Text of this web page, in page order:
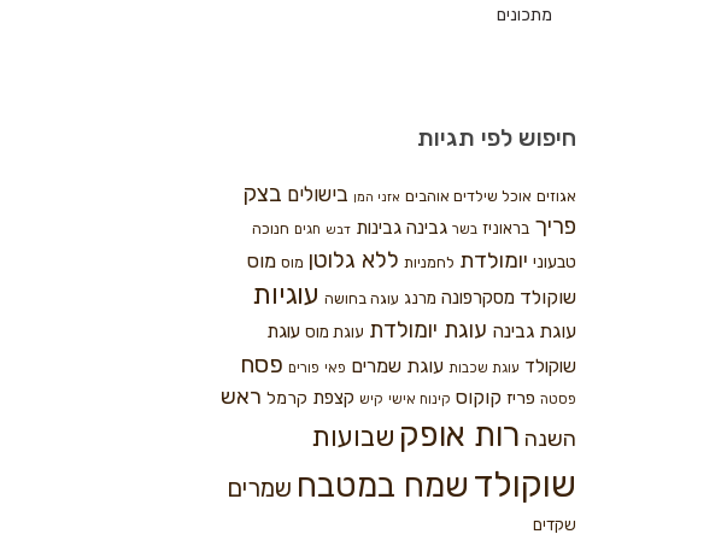
מתכונים
חיפוש לפי תגיות
אגוזים אוכל שילדים אוהבים אזני המן בישולים בצק
פריך בראוניז בשר גבינה גבינות דבש חגים חנוכה
טבעוני יומולדת לחמניות ללא גלוטן מוס מוס
שוקולד מסקרפונה מרנג עוגה בחושה עוגיות
עוגת גבינה עוגת יומולדת עוגת מוס עוגת
שוקולד עוגת שכבות עוגת שמרים פאי פורים פסח
פסטה פריז קוקוס קינוח אישי קיש קצפת קרמל ראש
השנה רות אופק שבועות
שוקולד שמח במטבח שמרים
שקדים